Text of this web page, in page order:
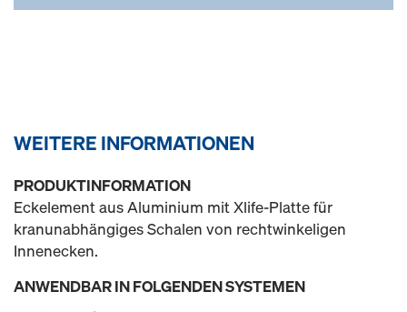
WEITERE INFORMATIONEN
PRODUKTINFORMATION
Eckelement aus Aluminium mit Xlife-Platte für
kranunabhängiges Schalen von rechtwinkeligen
Innenecken.
ANWENDBAR IN FOLGENDEN SYSTEMEN